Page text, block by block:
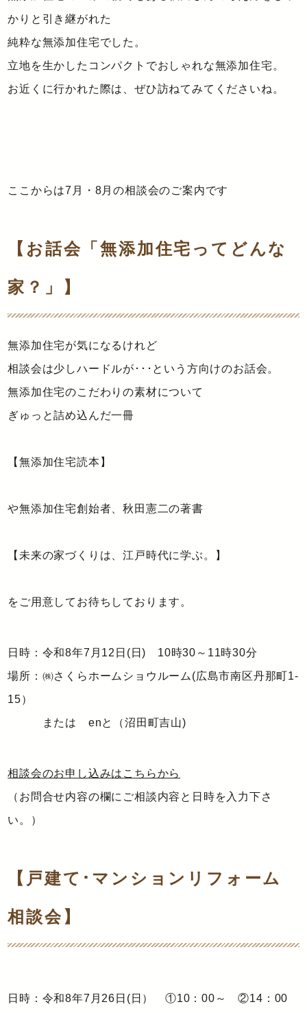
かりと引き継がれた
純粋な無添加住宅でした。
立地を生かしたコンパクトでおしゃれな無添加住宅。
お近くに行かれた際は、ぜひ訪ねてみてくださいね。
ここからは7月・8月の相談会のご案内です
【お話会「無添加住宅ってどんな
家？」】
無添加住宅が気になるけれど
相談会は少しハードルが･･･という方向けのお話会。
無添加住宅のこだわりの素材について
ぎゅっと詰め込んだ一冊
【無添加住宅読本】
や無添加住宅創始者、秋田憲二の著書
【未来の家づくりは、江戸時代に学ぶ。】
をご用意してお待ちしております。
日時：令和8年7月12日(日) 10時30～11時30分
場所：㈱さくらホームショウルーム(広島市南区丹那町1-
15）
または enと（沼田町吉山)
相談会のお申し込みはこちらから
（お問合せ内容の欄にご相談内容と日時を入力下さ
い。）
【戸建て･マンションリフォーム
相談会】
日時：令和8年7月26日(日） ①10：00～ ②14：00